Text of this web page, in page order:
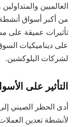
العالميين
من أكبر أسواق
تأثيرات عميقة على
على ديناميكيات
لشركات البلوكشين.
التأثير على
أدى الحظر الصيني
لأنشطة تعدين